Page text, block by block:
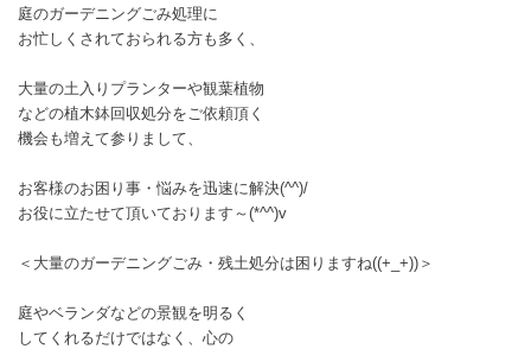
庭のガーデニングごみ処理に
お忙しくされておられる方も多く、
大量の土入りプランターや観葉植物
などの植木鉢回収処分をご依頼頂く
機会も増えて参りまして、
お客様のお困り事・悩みを迅速に解決(^^)/
お役に立たせて頂いております～(*^^)v
＜大量のガーデニングごみ・残土処分は困りますね((+_+))＞
庭やベランダなどの景観を明るく
してくれるだけではなく、心の